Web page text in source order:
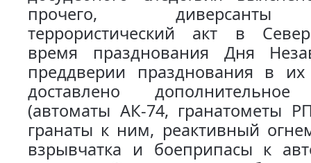
прочего, диверсанты
террористический акт в
время празднования Дня
преддверии празднования в
доставлено
(автоматы АК-74, гранатометы
гранаты к ним, реактивный
взрывчатка и боеприпасы к